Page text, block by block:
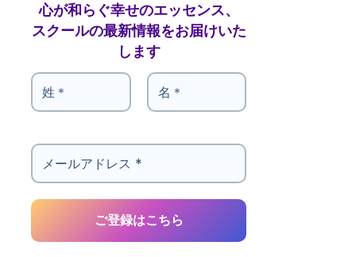
心が和らぐ幸せのエッセンス、
スクールの最新情報をお届けいた
します